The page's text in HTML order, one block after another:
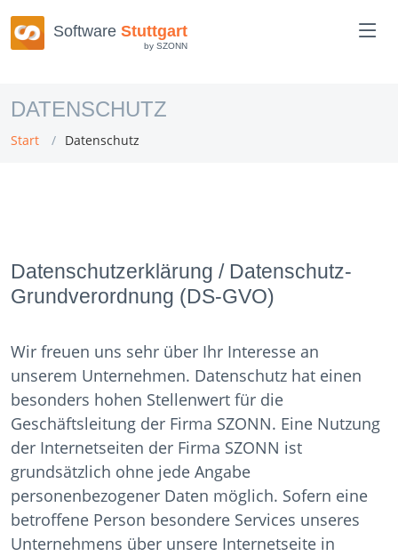
Software Stuttgart
by SZONN
DATENSCHUTZ
Start Datenschutz
Datenschutzerklärung / Datenschutz-
Grundverordnung (DS-GVO)
Wir freuen uns sehr über Ihr Interesse an
unserem Unternehmen. Datenschutz hat einen
besonders hohen Stellenwert für die
Geschäftsleitung der Firma SZONN. Eine Nutzung
der Internetseiten der Firma SZONN ist
grundsätzlich ohne jede Angabe
personenbezogener Daten möglich. Sofern eine
betroffene Person besondere Services unseres
Unternehmens über unsere Internetseite in